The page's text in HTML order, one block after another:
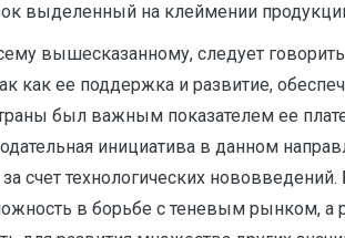
выделенный на клеймении
вышесказанному, следует
как ее поддержка и развитие,
был важным показателем ее
инициатива в данном
счет технологических
в борьбе с теневым рынком, а